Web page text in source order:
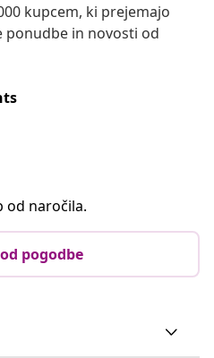
kupcem, ki prejemajo
ponudbe in novosti od
od naročila.
pogodbe